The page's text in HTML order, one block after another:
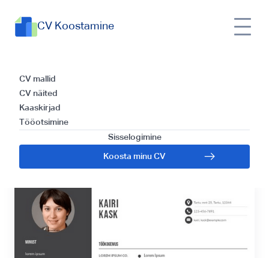
CV Koostamine
CV mallid
CV näited
Kaaskirjad
Tööotsimine
Sisselogimine
Koosta minu CV
Näpnäiteid
kinnisvamaakleri CV
loomiseks